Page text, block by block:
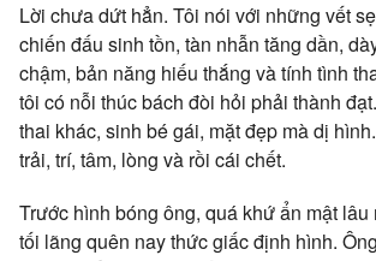
Lời chưa dứt hẳn. Tôi nói với những vết
chiến đấu sinh tồn, tàn nhẫn tăng dần,
chậm, bản năng hiếu thắng và tính tình
tôi có nỗi thúc bách đòi hỏi phải thành
thai khác, sinh bé gái, mặt đẹp mà dị
trải, trí, tâm, lòng và rồi cái chết.
Trước hình bóng ông, quá khứ ẩn mật lâu
tối lãng quên nay thức giấc định hình.